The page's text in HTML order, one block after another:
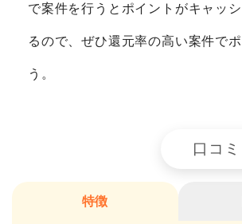
で案件を行うとポイントがキャッ
るので、ぜひ還元率の高い案件で
う。
口コミ
特徴